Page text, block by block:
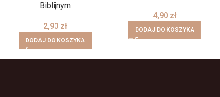
Biblijnym
2,90 zł
DODAJ DO KOSZYKA
4,90 zł
DODAJ DO KOSZYKA